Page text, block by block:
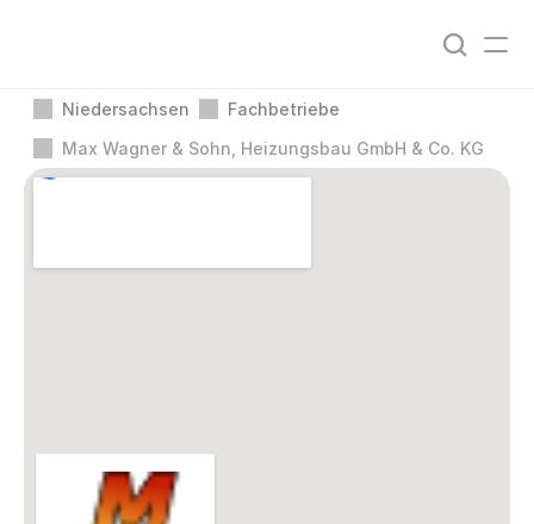
Niedersachsen
Fachbetriebe
Max Wagner & Sohn, Heizungsbau GmbH & Co. KG